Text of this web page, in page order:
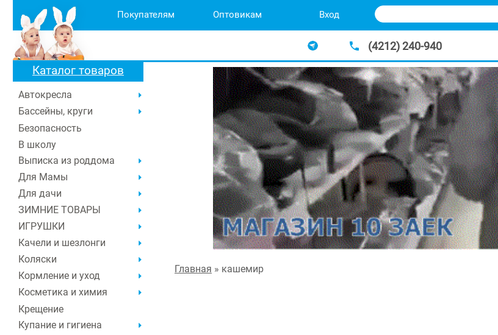
Покупателям Оптовикам Вход
(4212) 240-940
Главная » кашемир
Каталог товаров
Автокресла
Бассейны, круги
Безопасность
В школу
Выписка из роддома
Для Мамы
Для дачи
ЗИМНИЕ ТОВАРЫ
ИГРУШКИ
Качели и шезлонги
Коляски
Кормление и уход
Косметика и химия
Крещение
Купание и гигиена